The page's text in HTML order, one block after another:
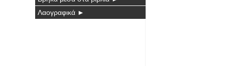
Λαογραφικά ►